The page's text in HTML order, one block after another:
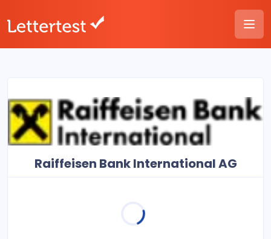
Raiffeisen Bank International AG